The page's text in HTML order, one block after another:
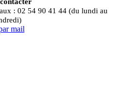
: 02 54 90 41 44 (du lundi au
mail